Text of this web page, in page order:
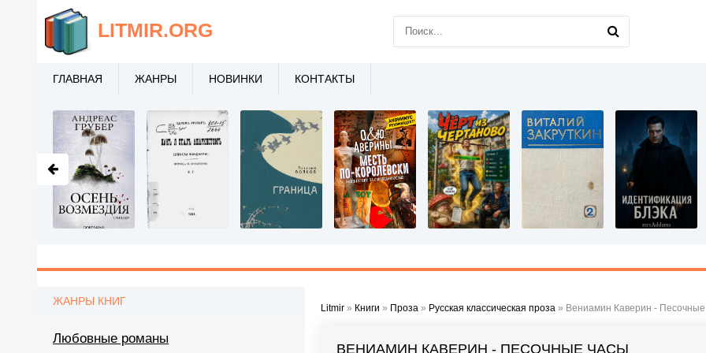
Litmir » Книги » Проза » Русская классическая проза » Вениамин Каверин -
ВЕНИАМИН КАВЕРИН - ПЕСОЧНЫЕ ЧАСЫ
ЖАНРЫ КНИГ
Любовные романы
LITMIR.ORG
ГЛАВНАЯ ЖАНРЫ НОВИНКИ КОНТАКТЫ